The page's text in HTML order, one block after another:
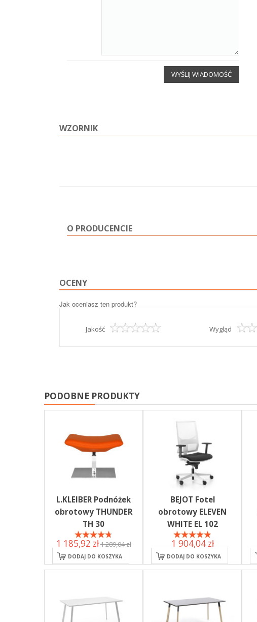
WYŚLIJ WIADOMOŚĆ
WZORNIK
O PRODUCENCIE
OCENY
Jak oceniasz ten produkt?
Jakość Wygląd
PODOBNE PRODUKTY
L.KLEIBER Podnóżek
obrotowy THUNDER
TH 30
1 185,92 zł1 289,04 zł
DODAJ DO KOSZYKA
BEJOT Fotel
obrotowy ELEVEN
WHITE EL 102
1 904,04 zł
DODAJ DO KOSZYKA